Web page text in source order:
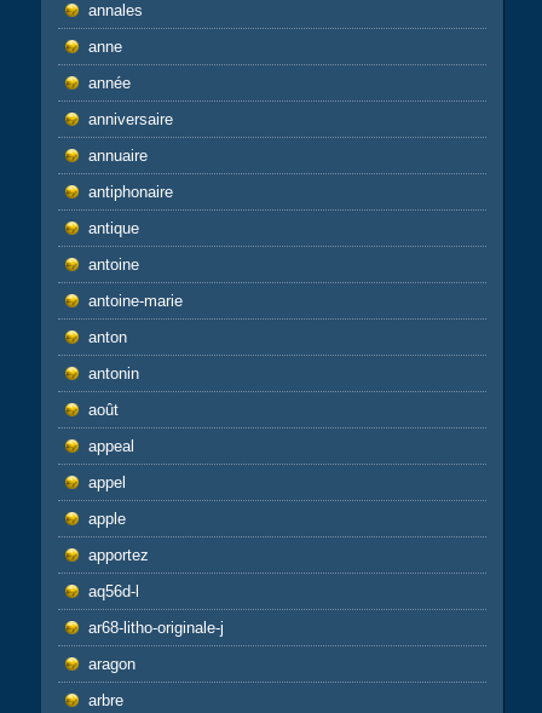
annales
anne
année
anniversaire
annuaire
antiphonaire
antique
antoine
antoine-marie
anton
antonin
août
appeal
appel
apple
apportez
aq56d-l
ar68-litho-originale-j
aragon
arbre